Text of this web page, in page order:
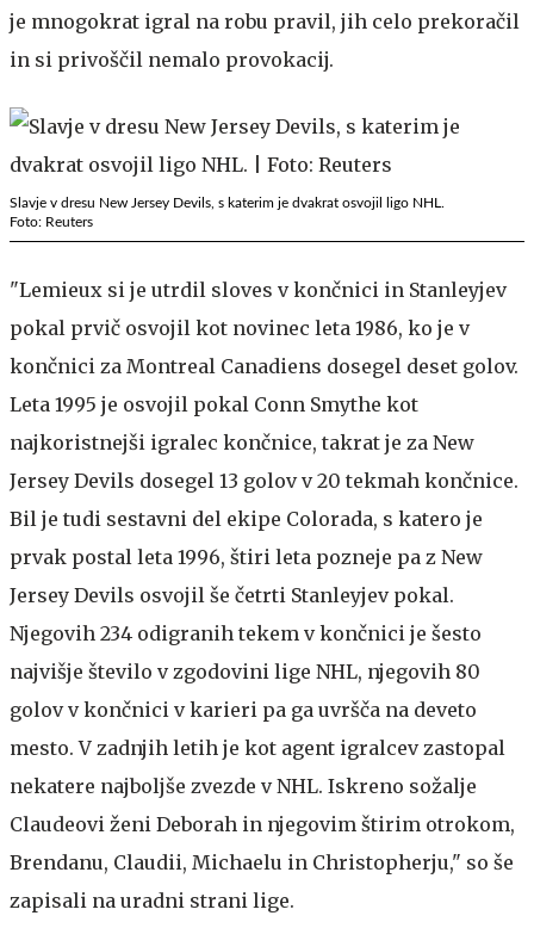
je mnogokrat igral na robu pravil, jih celo prekoračil
in si privoščil nemalo provokacij.
Slavje v dresu New Jersey Devils, s katerim je dvakrat osvojil ligo NHL.
Foto: Reuters
"Lemieux si je utrdil sloves v končnici in Stanleyjev
pokal prvič osvojil kot novinec leta 1986, ko je v
končnici za Montreal Canadiens dosegel deset golov.
Leta 1995 je osvojil pokal Conn Smythe kot
najkoristnejši igralec končnice, takrat je za New
Jersey Devils dosegel 13 golov v 20 tekmah končnice.
Bil je tudi sestavni del ekipe Colorada, s katero je
prvak postal leta 1996, štiri leta pozneje pa z New
Jersey Devils osvojil še četrti Stanleyjev pokal.
Njegovih 234 odigranih tekem v končnici je šesto
najvišje število v zgodovini lige NHL, njegovih 80
golov v končnici v karieri pa ga uvršča na deveto
mesto. V zadnjih letih je kot agent igralcev zastopal
nekatere najboljše zvezde v NHL. Iskreno sožalje
Claudeovi ženi Deborah in njegovim štirim otrokom,
Brendanu, Claudii, Michaelu in Christopherju," so še
zapisali na uradni strani lige.